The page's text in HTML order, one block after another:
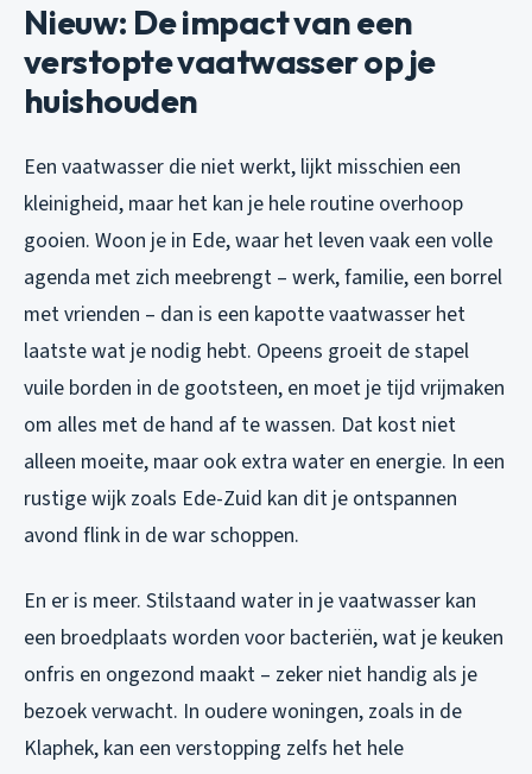
Nieuw: De impact van een
verstopte vaatwasser op je
huishouden
Een vaatwasser die niet werkt, lijkt misschien een
kleinigheid, maar het kan je hele routine overhoop
gooien. Woon je in Ede, waar het leven vaak een volle
agenda met zich meebrengt – werk, familie, een borrel
met vrienden – dan is een kapotte vaatwasser het
laatste wat je nodig hebt. Opeens groeit de stapel
vuile borden in de gootsteen, en moet je tijd vrijmaken
om alles met de hand af te wassen. Dat kost niet
alleen moeite, maar ook extra water en energie. In een
rustige wijk zoals Ede-Zuid kan dit je ontspannen
avond flink in de war schoppen.
En er is meer. Stilstaand water in je vaatwasser kan
een broedplaats worden voor bacteriën, wat je keuken
onfris en ongezond maakt – zeker niet handig als je
bezoek verwacht. In oudere woningen, zoals in de
Klaphek, kan een verstopping zelfs het hele